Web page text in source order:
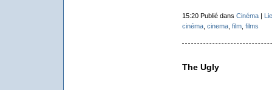
15:20 Publié dans Cinéma|
cinéma, cinema, film, films
The Ugly